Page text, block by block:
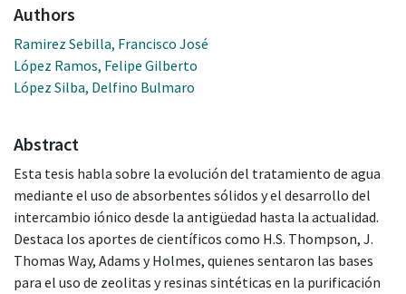
Authors
Ramirez Sebilla, Francisco José
López Ramos, Felipe Gilberto
López Silba, Delfino Bulmaro
Abstract
Esta tesis habla sobre la evolución del tratamiento de agua
mediante el uso de absorbentes sólidos y el desarrollo del
intercambio iónico desde la antigüedad hasta la actualidad.
Destaca los aportes de científicos como H.S. Thompson, J.
Thomas Way, Adams y Holmes, quienes sentaron las bases
para el uso de zeolitas y resinas sintéticas en la purificación